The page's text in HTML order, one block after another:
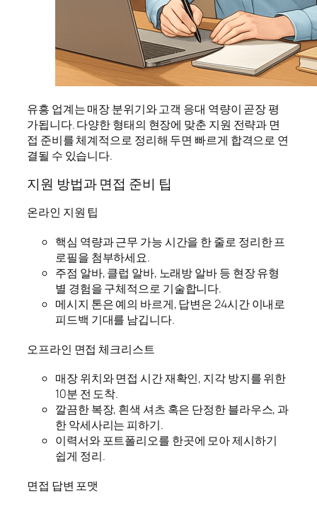
유흥 업계는 매장 분위기와 고객 응대 역량이 곧장 평
가됩니다. 다양한 형태의 현장에 맞춘 지원 전략과 면
접 준비를 체계적으로 정리해 두면 빠르게 합격으로 연
결될 수 있습니다.
지원 방법과 면접 준비 팁
온라인 지원 팁
핵심 역량과 근무 가능 시간을 한 줄로 정리한 프
로필을 첨부하세요.
주점 알바, 클럽 알바, 노래방 알바 등 현장 유형
별 경험을 구체적으로 기술합니다.
메시지 톤은 예의 바르게, 답변은 24시간 이내로
피드백 기대를 남깁니다.
오프라인 면접 체크리스트
매장 위치와 면접 시간 재확인, 지각 방지를 위한
10분 전 도착.
깔끔한 복장, 흰색 셔츠 혹은 단정한 블라우스, 과
한 악세사리는 피하기.
이력서와 포트폴리오를 한곳에 모아 제시하기
쉽게 정리.
면접 답변 포맷